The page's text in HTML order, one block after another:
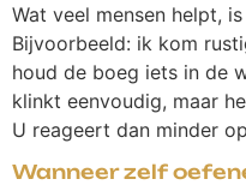
Wat veel mensen helpt,
Bijvoorbeeld: ik kom
houd de boeg iets in de
klinkt eenvoudig, maar
U reageert dan minder
Wanneer zelf